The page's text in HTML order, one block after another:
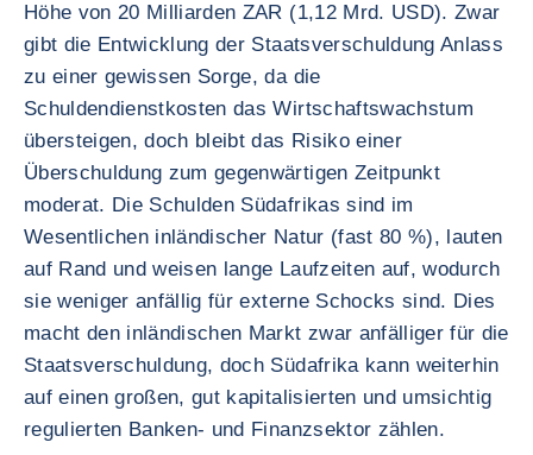
Höhe von 20 Milliarden ZAR (1,12 Mrd. USD). Zwar
gibt die Entwicklung der Staatsverschuldung Anlass
zu einer gewissen Sorge, da die
Schuldendienstkosten das Wirtschaftswachstum
übersteigen, doch bleibt das Risiko einer
Überschuldung zum gegenwärtigen Zeitpunkt
moderat. Die Schulden Südafrikas sind im
Wesentlichen inländischer Natur (fast 80 %), lauten
auf Rand und weisen lange Laufzeiten auf, wodurch
sie weniger anfällig für externe Schocks sind. Dies
macht den inländischen Markt zwar anfälliger für die
Staatsverschuldung, doch Südafrika kann weiterhin
auf einen großen, gut kapitalisierten und umsichtig
regulierten Banken- und Finanzsektor zählen.